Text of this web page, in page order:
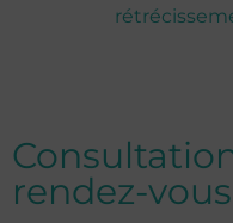
rendez-vous